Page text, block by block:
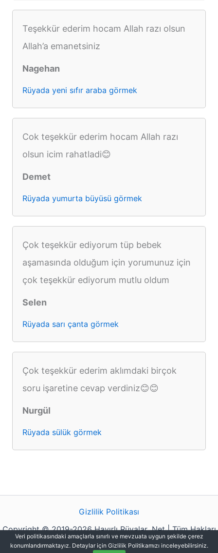
Teşekkür ederim hocam Allah razı olsun
Allah’a emanetsiniz
Nagehan
Rüyada yeni sıfır araba görmek
Cok teşekkür ederim hocam Allah razı
olsun icim rahatladi😊
Demet
Rüyada yumurta büyüsü görmek
Çok teşekkür ediyorum tüp bebek
aşamasında olduğum için yorumunuz için
çok teşekkür ediyorum mutlu oldum
Selen
Rüyada sarı çanta görmek
Çok teşekkür ederim aklımdaki birçok
soru işaretine cevap verdiniz😊😊
Nurgül
Rüyada sülük görmek
Gizlilik Politikası
Copyright © 2019-2026 Hayırlı Rüyalar .Net | Tüm Hakları
Saklıdır.
Veri politikasındaki amaçlarla sınırlı ve mevzuata uygun şekilde çerez
konumlandırmaktayız. Detaylar için Gizlilik Politikamızı inceleyebilirsiniz.